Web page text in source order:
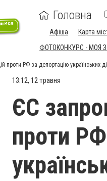
Головна
Афіша Карта
ФОТОКОНКУРС - МОЯ
проти РФ за депортацію українських
13:12, 12 травня
ЄС
проти